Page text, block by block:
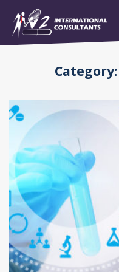
Category: